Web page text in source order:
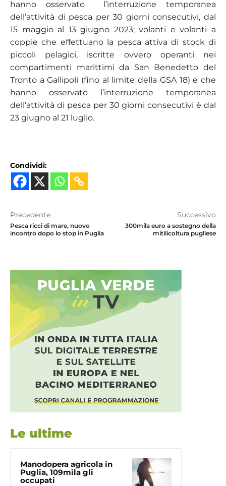
hanno osservato l’interruzione temporanea
dell’attività di pesca per 30 giorni consecutivi, dal
15 maggio al 13 giugno 2023; volanti e volanti a
coppie che effettuano la pesca attiva di stock di
piccoli pelagici, iscritte ovvero operanti nei
compartimenti marittimi da San Benedetto del
Tronto a Gallipoli (fino al limite della GSA 18) e che
hanno osservato l’interruzione temporanea
dell’attività di pesca per 30 giorni consecutivi è dal
23 giugno al 21 luglio.
Condividi:
Precedente
Pesca ricci di mare, nuovo
incontro dopo lo stop in Puglia
Successivo
300mila euro a sostegno della
mitilicoltura pugliese
Le ultime
Manodopera agricola in
Puglia, 109mila gli
occupati